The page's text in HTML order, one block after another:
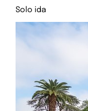
Solo ida